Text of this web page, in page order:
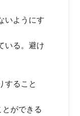
いようにす
いる。避け
すること
ができる